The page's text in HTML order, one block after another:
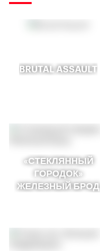
BRUTAL ASSAULT
«СТЕКЛЯННЫЙ
ГОРОДОК»
ЖЕЛЕЗНЫЙ БРОД